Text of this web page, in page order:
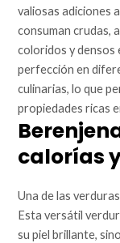
valiosas adiciones
consuman crudas,
coloridos y densos
perfección en
culinarias, lo que
propiedades ricas
calorías
Una de las
Esta versátil
su piel brillante,